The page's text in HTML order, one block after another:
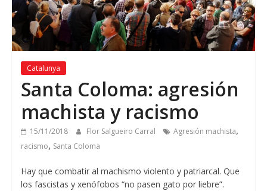
Catalunya
Santa Coloma: agresión
machista y racismo
15/11/2018 Flor Salgueiro Carral Agresión machista,
racismo, Santa Coloma
Hay que combatir al machismo violento y patriarcal. Que
los fascistas y xenófobos “no pasen gato por liebre”.